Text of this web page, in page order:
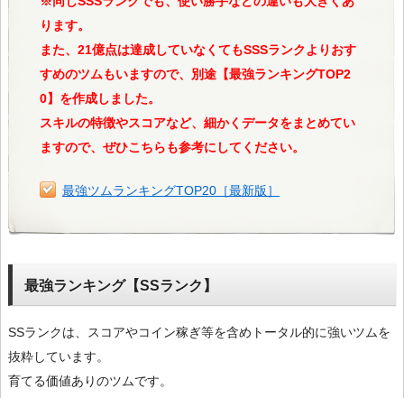
ります。
また、21億点は達成していなくてもSSSランクよりおす
すめのツムもいますので、別途【最強ランキングTOP2
0】を作成しました。
スキルの特徴やスコアなど、細かくデータをまとめてい
ますので、ぜひこちらも参考にしてください。
最強ツムランキングTOP20［最新版］
最強ランキング【SSランク】
SSランクは、スコアやコイン稼ぎ等を含めトータル的に強いツムを
抜粋しています。
育てる価値ありのツムです。